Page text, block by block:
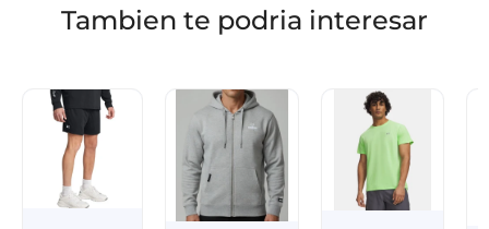
Tambien te podria interesar